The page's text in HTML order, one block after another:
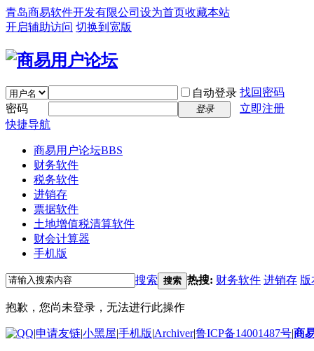
青岛商易软件开发有限公司 设为首页收藏本站
开启辅助访问 切换到宽版
自动登录 找回密码
密码
登录
立即注册
快捷导航
商易用户论坛BBS
财务软件
税务软件
进销存
票据软件
土地增值税清算软件
财会计算器
手机版
搜索 搜索 热搜: 财务软件 进销存 版
抱歉，您尚未登录，无法进行此操作
|申请友链|小黑屋|手机版|Archiver|鲁ICP备14001487号|商